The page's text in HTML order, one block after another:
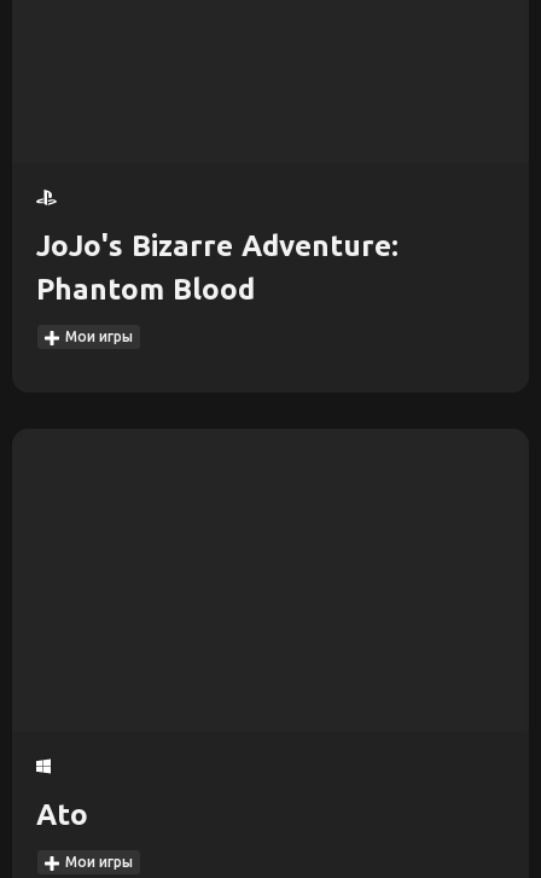
JoJo's Bizarre Adventure:
Phantom Blood
Мои игры
Ato
Мои игры